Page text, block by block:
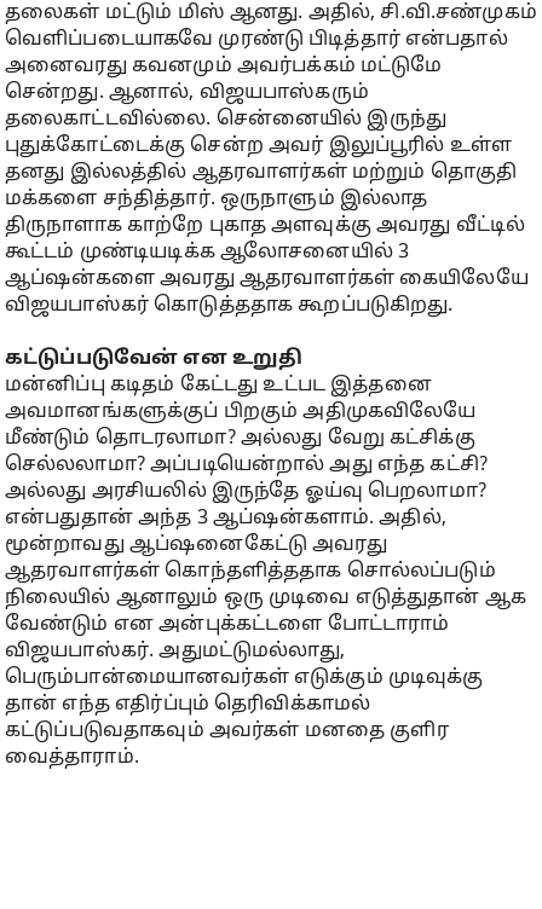
தலைகள் மட்டும் மிஸ் ஆனது. அதில், சி.வி.சண்முகம்
வெளிப்படையாகவே முரண்டு பிடித்தார் என்பதால்
அனைவரது கவனமும் அவர்பக்கம் மட்டுமே
சென்றது. ஆனால், விஜயபாஸ்கரும்
தலைகாட்டவில்லை. சென்னையில் இருந்து
புதுக்கோட்டைக்கு சென்ற அவர் இலுப்பூரில் உள்ள
தனது இல்லத்தில் ஆதரவாளர்கள் மற்றும் தொகுதி
மக்களை சந்தித்தார். ஒருநாளும் இல்லாத
திருநாளாக காற்றே புகாத அளவுக்கு அவரது வீட்டில்
கூட்டம் முண்டியடிக்க ஆலோசனையில் 3
ஆப்ஷன்களை அவரது ஆதரவாளர்கள் கையிலேயே
விஜயபாஸ்கர் கொடுத்ததாக கூறப்படுகிறது.
கட்டுப்படுவேன் என உறுதி
மன்னிப்பு கடிதம் கேட்டது உட்பட இத்தனை
அவமானங்களுக்குப் பிறகும் அதிமுகவிலேயே
மீண்டும் தொடரலாமா? அல்லது வேறு கட்சிக்கு
செல்லலாமா? அப்படியென்றால் அது எந்த கட்சி?
அல்லது அரசியலில் இருந்தே ஓய்வு பெறலாமா?
என்பதுதான் அந்த 3 ஆப்ஷன்களாம். அதில்,
மூன்றாவது ஆப்ஷனைகேட்டு அவரது
ஆதரவாளர்கள் கொந்தளித்ததாக சொல்லப்படும்
நிலையில் ஆனாலும் ஒரு முடிவை எடுத்துதான் ஆக
வேண்டும் என அன்புக்கட்டளை போட்டாராம்
விஜயபாஸ்கர். அதுமட்டுமல்லாது,
பெரும்பான்மையானவர்கள் எடுக்கும் முடிவுக்கு
தான் எந்த எதிர்ப்பும் தெரிவிக்காமல்
கட்டுப்படுவதாகவும் அவர்கள் மனதை குளிர
வைத்தாராம்.